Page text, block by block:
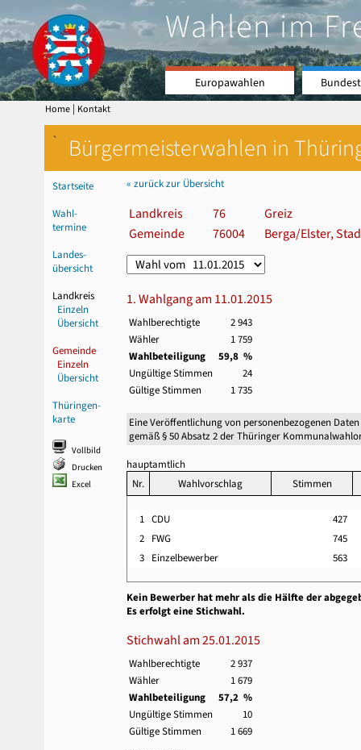
Wahlen im
Europawahlen
Home | Kontakt
` Bürgermeisterwahlen in
Startseite
Wahl-
termine
Landes-
übersicht
Landkreis
Einzeln
Übersicht
Gemeinde
Einzeln
Übersicht
Thüringen-
karte
Vollbild
Drucken
Excel
« zurück zur Übersicht
Landkreis 76
Greiz
Gemeinde
76004 Berga/Elster,
1. Wahlgang am 11.01.2015
Wahlberechtigte
2 943
Wähler
1 759
Wahlbeteiligung
59,8 %
Ungültige Stimmen
24
Gültige Stimmen
1 735
Eine Veröffentlichung von personenbezogenen
gemäß § 50 Absatz 2 der Thüringer
hauptamtlich
Nr.
Wahlvorschlag Stimmen
1 CDU
427
2 FWG
745
3 Einzelbewerber 563
Kein Bewerber hat mehr als die Hälfte der
Es erfolgt eine Stichwahl.
Stichwahl am 25.01.2015
Wahlberechtigte
2 937
Wähler
1 679
Wahlbeteiligung
57,2 %
Ungültige Stimmen
10
Gültige Stimmen
1 669